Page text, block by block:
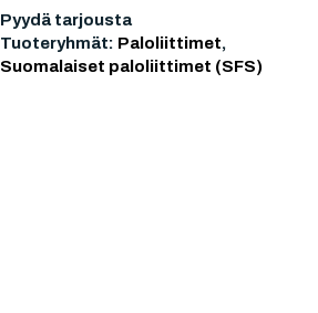
Pyydä tarjousta
Tuoteryhmät: Paloliittimet,
Suomalaiset paloliittimet (SFS)